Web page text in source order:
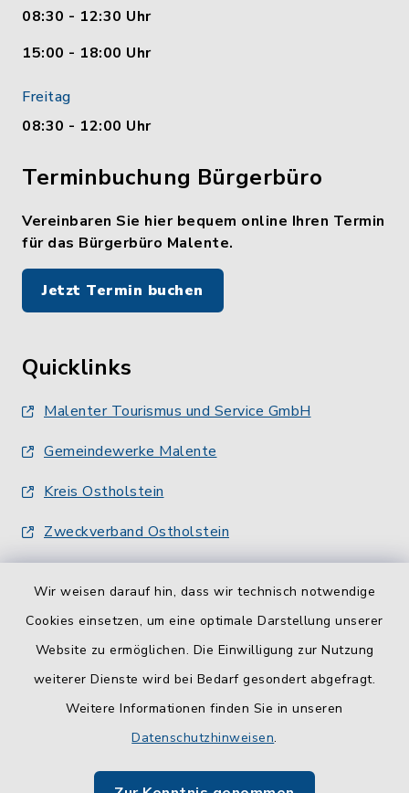
Wir weisen darauf hin, dass wir technisch notwendige
Cookies einsetzen, um eine optimale Darstellung unserer
Website zu ermöglichen. Die Einwilligung zur Nutzung
weiterer Dienste wird bei Bedarf gesondert abgefragt.
Weitere Informationen finden Sie in unseren
Datenschutzhinweisen.
08:30 - 12:30 Uhr
15:00 - 18:00 Uhr
Freitag
08:30 - 12:00 Uhr
Terminbuchung Bürgerbüro
Vereinbaren Sie hier bequem online Ihren Termin
für das Bürgerbüro Malente.
Jetzt Termin buchen
Quicklinks
Malenter Tourismus und Service GmbH
Gemeindewerke Malente
Kreis Ostholstein
Zweckverband Ostholstein
Barrierefreiheit